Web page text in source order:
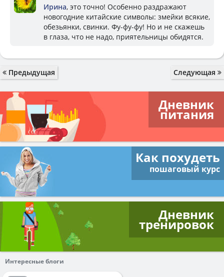
Ирина, это точно! Особенно раздражают
новогодние китайские символы: змейки всякие,
обезьянки, свинки. Фу-фу-фу! Но и не скажешь
в глаза, что не надо, приятельницы обидятся.
Предыдущая Следующая
Дневник
питания
Как похудеть
пошаговый курс
Дневник
тренировок
Интересные блоги